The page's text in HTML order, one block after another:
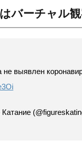
バーチャル観
выявлен